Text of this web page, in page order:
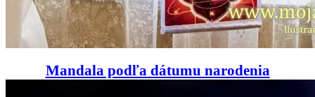
Mandala podľa dátumu narodenia